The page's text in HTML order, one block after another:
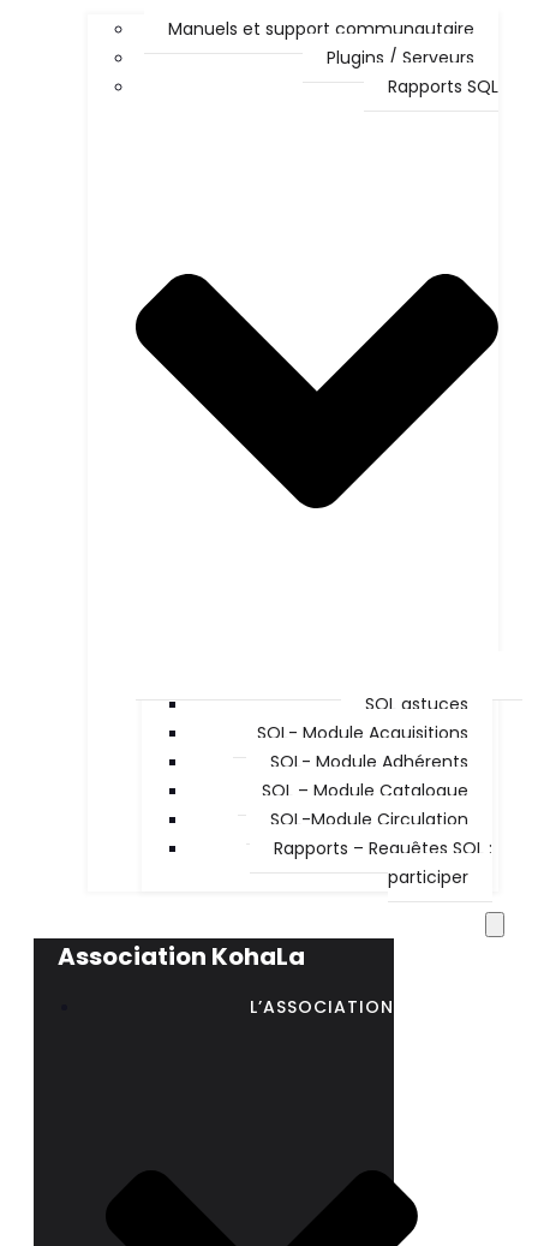
Manuels et support communautaire
Plugins / Serveurs
Rapports SQL
SQL astuces
SQL- Module Acquisitions
SQL- Module Adhérents
SQL – Module Catalogue
SQL-Module Circulation
Rapports – Requêtes SQL :
participer
Association KohaLa
L’ASSOCIATION